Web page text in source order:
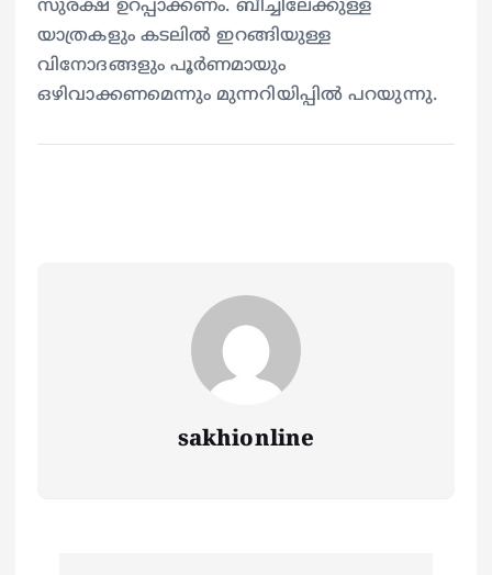
സുരക്ഷ ഉറപ്പാക്കണം. ബീച്ചിലേക്കുള്ള
യാത്രകളും കടലിൽ ഇറങ്ങിയുള്ള
വിനോദങ്ങളും പൂർണമായും
ഒഴിവാക്കണമെന്നും മുന്നറിയിപ്പിൽ പറയുന്നു.
sakhionline